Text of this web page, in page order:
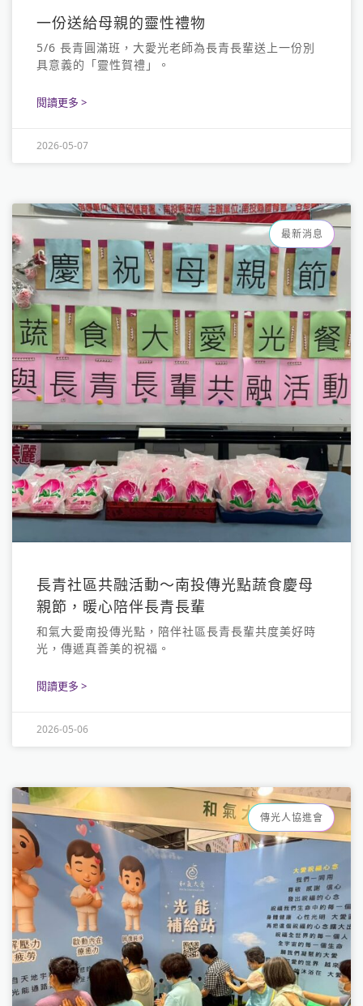
一份送給母親的靈性禮物
5/6 長青圓滿班，大愛光老師為長青長輩送上一份別
具意義的「靈性賀禮」。
閱讀更多 >
2026-05-07
最新消息
長青社區共融活動～南投傳光點蔬食慶母
親節，暖心陪伴長青長輩
和氣大愛南投傳光點，陪伴社區長青長輩共度美好時
光，傳遞真善美的祝福。
閱讀更多 >
2026-05-06
傳光人協進會